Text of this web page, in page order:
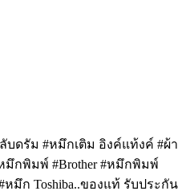
บดรัม #หมึกเติม อิงค์แท้งค์ #ผ้า
มึกพิมพ์ #Brother #หมึกพิมพ์
หมึก Toshiba..ของแท้ รับประกัน